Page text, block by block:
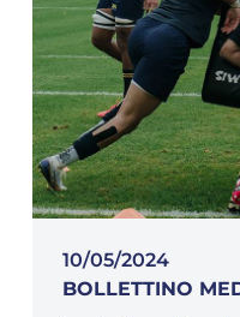
10/05/2024
BOLLETTINO